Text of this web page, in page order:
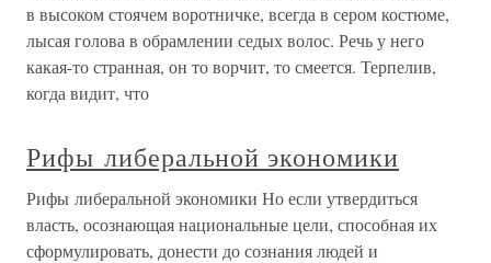
в высоком стоячем воротничке, всегда в сером костюме,
лысая голова в обрамлении седых волос. Речь у него
какая-то странная, он то ворчит, то смеется. Терпелив,
когда видит, что
Рифы либеральной экономики
Рифы либеральной экономики Но если утвердиться
власть, осознающая национальные цели, способная их
сформулировать, донести до сознания людей и